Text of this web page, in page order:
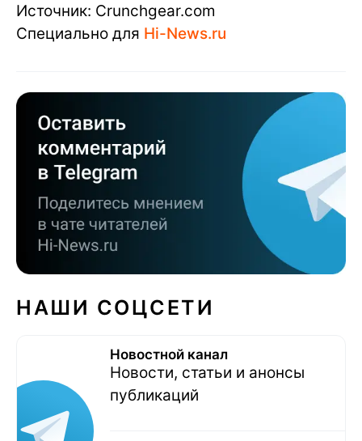
Источник: Сrunchgear.com
Специально для Hi-News.ru
НАШИ СОЦСЕТИ
Новостной канал
Новости, статьи и анонсы
публикаций